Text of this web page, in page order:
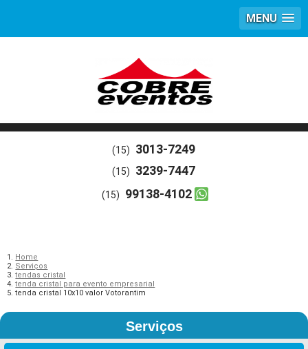
MENU
(15) 3013-7249
(15) 3239-7447
(15) 99138-4102
Home
Serviços
tendas cristal
tenda cristal para evento empresarial
tenda cristal 10x10 valor Votorantim
Serviços